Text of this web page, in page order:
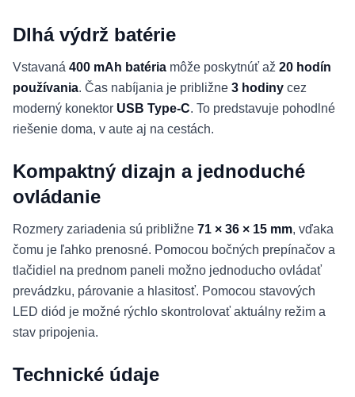
Dlhá výdrž batérie
Vstavaná 400 mAh batéria môže poskytnúť až 20 hodín
používania. Čas nabíjania je približne 3 hodiny cez
moderný konektor USB Type-C. To predstavuje pohodlné
riešenie doma, v aute aj na cestách.
Kompaktný dizajn a jednoduché
ovládanie
Rozmery zariadenia sú približne 71 × 36 × 15 mm, vďaka
čomu je ľahko prenosné. Pomocou bočných prepínačov a
tlačidiel na prednom paneli možno jednoducho ovládať
prevádzku, párovanie a hlasitosť. Pomocou stavových
LED diód je možné rýchlo skontrolovať aktuálny režim a
stav pripojenia.
Technické údaje